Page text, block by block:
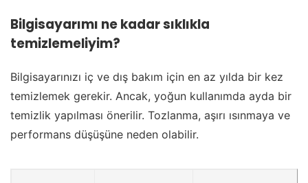
Bilgisayarımı ne kadar sıklıkla
temizlemeliyim?
Bilgisayarınızı iç ve dış bakım için en az yılda bir kez
temizlemek gerekir. Ancak, yoğun kullanımda ayda bir
temizlik yapılması önerilir. Tozlanma, aşırı ısınmaya ve
performans düşüşüne neden olabilir.